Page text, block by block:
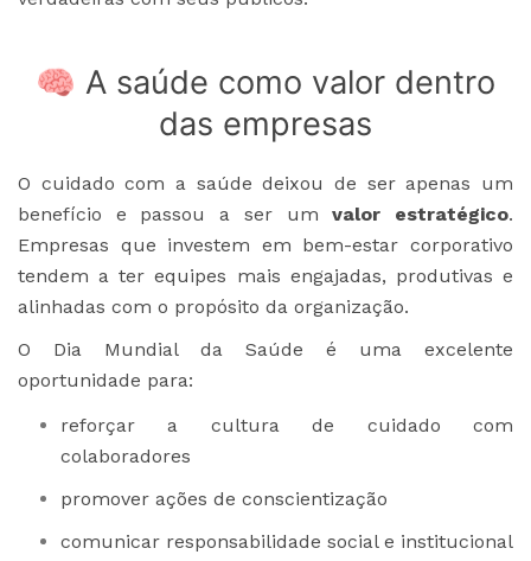
🧠 A saúde como valor dentro
das empresas
O cuidado com a saúde deixou de ser apenas um
benefício e passou a ser umvalor estratégico.
Empresas que investem em bem-estar corporativo
tendem a ter equipes mais engajadas, produtivas e
alinhadas com o propósito da organização.
O Dia Mundial da Saúde é uma excelente
oportunidade para:
reforçar a cultura de cuidado com
colaboradores
promover ações de conscientização
comunicar responsabilidade social e institucional